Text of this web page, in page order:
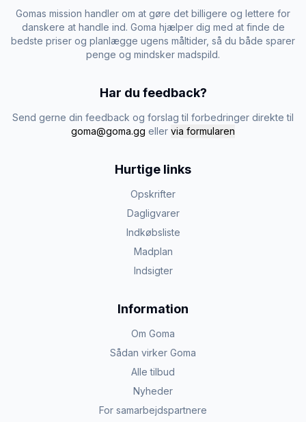
Gomas mission handler om at gøre det billigere og lettere for
danskere at handle ind. Goma hjælper dig med at finde de
bedste priser og planlægge ugens måltider, så du både sparer
penge og mindsker madspild.
Har du feedback?
Send gerne din feedback og forslag til forbedringer direkte til
goma@goma.gg eller via formularen
Hurtige links
Opskrifter
Dagligvarer
Indkøbsliste
Madplan
Indsigter
Information
Om Goma
Sådan virker Goma
Alle tilbud
Nyheder
For samarbejdspartnere